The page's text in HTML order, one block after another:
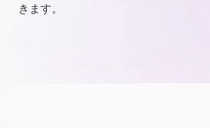
きます。